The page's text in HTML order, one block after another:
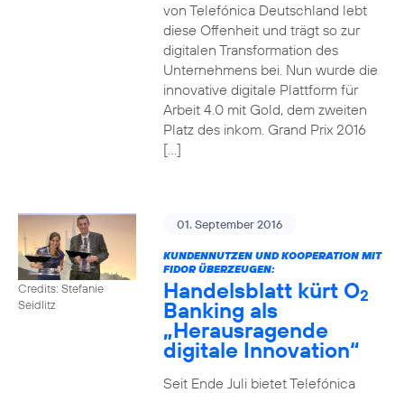
von Telefónica Deutschland lebt
diese Offenheit und trägt so zur
digitalen Transformation des
Unternehmens bei. Nun wurde die
innovative digitale Plattform für
Arbeit 4.0 mit Gold, dem zweiten
Platz des inkom. Grand Prix 2016
[…]
Credits: Stefanie
Seidlitz
01. September 2016
KUNDENNUTZEN UND KOOPERATION MIT
FIDOR ÜBERZEUGEN:
Handelsblatt kürt O2
Banking als
„Herausragende
digitale Innovation“
Seit Ende Juli bietet Telefónica